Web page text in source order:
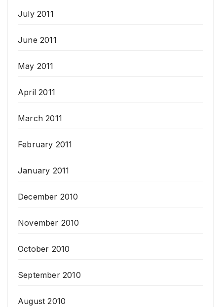
July 2011
June 2011
May 2011
April 2011
March 2011
February 2011
January 2011
December 2010
November 2010
October 2010
September 2010
August 2010